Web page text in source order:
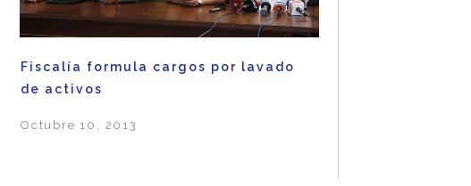
Fiscalía formula cargos por lavado
de activos
Octubre 10, 2013